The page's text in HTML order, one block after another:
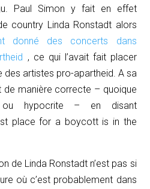
Paul Simon y fait en effet
country Linda Ronstadt alors
donné des concerts dans
, ce qui l’avait fait placer
des artistes pro-apartheid. A sa
de manière correcte – quoique
ou hypocrite – en disant
place for a boycott is in the
de Linda Ronstadt n’est pas si
où c’est probablement dans